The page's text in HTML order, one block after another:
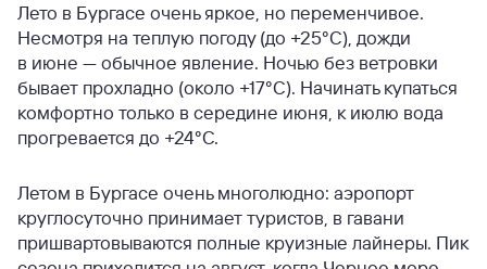
Лето в Бургасе очень яркое, но переменчивое.
Несмотря на теплую погоду (до +25°C), дожди
в июне — обычное явление. Ночью без ветровки
бывает прохладно (около +17°C). Начинать купаться
комфортно только в середине июня, к июлю вода
прогревается до +24°C.
Летом в Бургасе очень многолюдно: аэропорт
круглосуточно принимает туристов, в гавани
пришвартовываются полные круизные лайнеры. Пик